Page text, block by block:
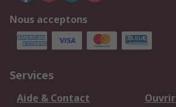
Nous acceptons
Services
Aide & Contact